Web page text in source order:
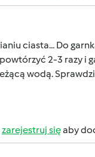
ciasta... Do
2-3 razy i
wodą.
zarejestruj sięaby